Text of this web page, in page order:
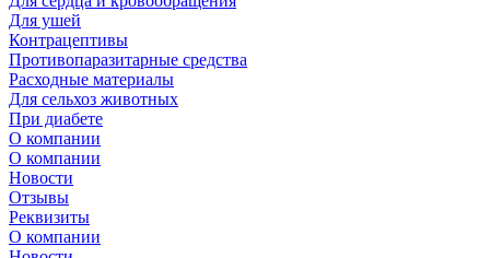
Для ушей
Контрацептивы
Противопаразитарные средства
Расходные материалы
Для сельхоз животных
При диабете
О компании
О компании
Новости
Отзывы
Реквизиты
О компании